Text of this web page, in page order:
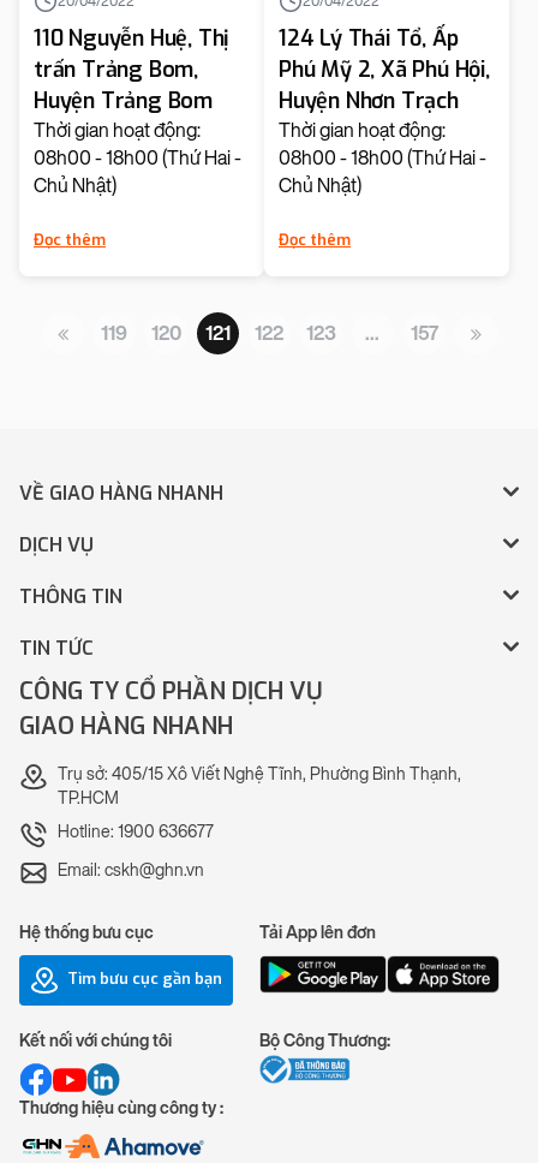
110 Nguyễn Huệ, Thị
trấn Trảng Bom,
Huyện Trảng Bom
Thời gian hoạt động:
08h00 - 18h00 (Thứ Hai -
Chủ Nhật)
Đọc thêm
124 Lý Thái Tổ, Ấp
Phú Mỹ 2, Xã Phú Hội,
Huyện Nhơn Trạch
Thời gian hoạt động:
08h00 - 18h00 (Thứ Hai -
Chủ Nhật)
Đọc thêm
119 120 121 122 123 … 157
VỀ GIAO HÀNG NHANH
DỊCH VỤ
THÔNG TIN
TIN TỨC
CÔNG TY CỔ PHẦN DỊCH VỤ
GIAO HÀNG NHANH
Trụ sở: 405/15 Xô Viết Nghệ Tĩnh, Phường Bình Thạnh,
TP.HCM
Hotline: 1900 636677
Email: cskh@ghn.vn
Hệ thống bưu cục
Tìm bưu cục gần bạn
Tải App lên đơn
Kết nối với chúng tôi
Thương hiệu cùng công ty :
Bộ Công Thương: